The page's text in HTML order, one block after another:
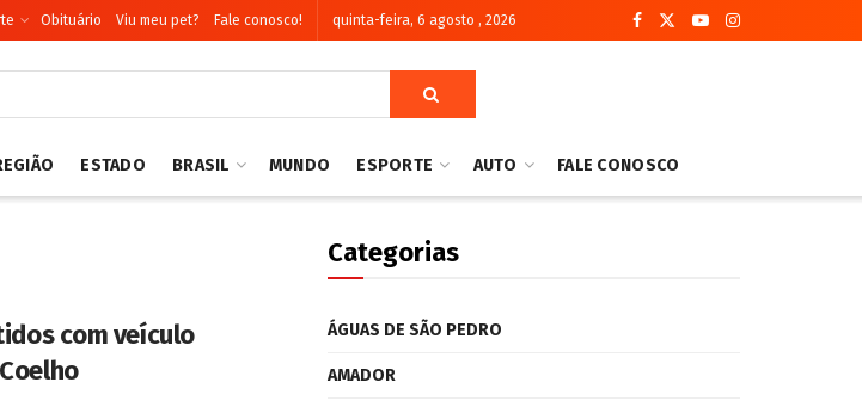
Obituário Viu meu pet? Fale conosco! quinta-feira, 6 agosto , 2026
ESTADO BRASIL MUNDO ESPORTE AUTO FALE CONOSCO
com veículo
Categorias
ÁGUAS DE SÃO PEDRO
AMADOR